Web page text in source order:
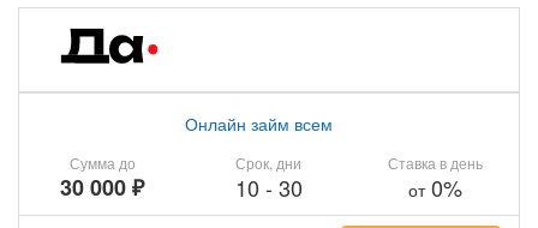
Сумма до
30 000 ₽
Онлайн займ всем
Срок, дни
10 - 30
Ставка в день
от0%